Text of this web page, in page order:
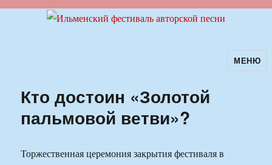
Ильменский фестиваль авторскойМЕНЮ
Кто достоин «Золотой
пальмовой ветви»?
Торжественная церемония закрытия фестиваля в